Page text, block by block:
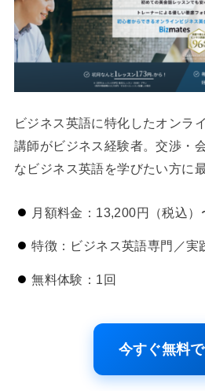
ビジネス英語に特化したオンラ
講師がビジネス経験者。交渉・
なビジネス英語を学びたい方に
月額料金：13,200円（税込）
特徴：ビジネス英語専門／実
無料体験：1回
今すぐ無料